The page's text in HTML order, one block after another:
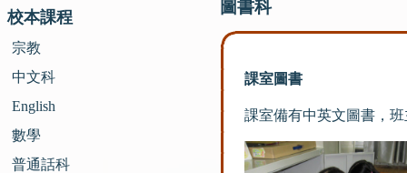
校本課程
宗教
中文科
English
數學
普通話科
圖書科
課室圖書
課室備有中英文圖書，